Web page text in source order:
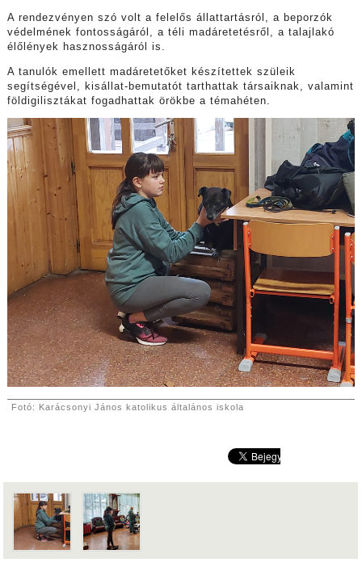
A rendezvényen szó volt a felelős állattartásról, a beporzók
védelmének fontosságáról, a téli madáretetésről, a talajlakó
élőlények hasznosságáról is.
A tanulók emellett madáretetőket készítettek szüleik
segítségével, kisállat-bemutatót tarthattak társaiknak, valamint
földigilisztákat fogadhattak örökbe a témahéten.
Fotó: Karácsonyi János katolikus általános iskola